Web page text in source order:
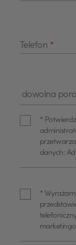
Telefon *
*
danych:
Kasa
222 222
Żubra 1,
danych
*
danych